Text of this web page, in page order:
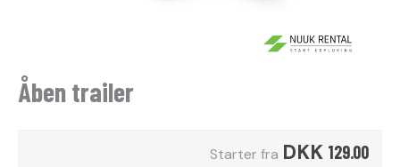
Åben trailer
Starter fra DKK 129.00